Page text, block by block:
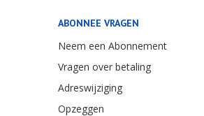
ABONNEE VRAGEN
Neem een Abonnement
Vragen over betaling
Adreswijziging
Opzeggen